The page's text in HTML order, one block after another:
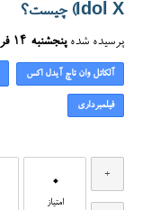
Idol X) چیست؟
پرسیده شده پنجشنبه ۱۴ فروردین ۱۳۹۳
آلکاتل وان تاچ آیدل اکس
فیلمبرداری
0
امتیاز